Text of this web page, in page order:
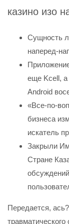
казино изо
Сущность
наперед-
еще Kcell, а
Android
«Все-по-
бизнеса
искатель
Закрыли
Стране
Передается,